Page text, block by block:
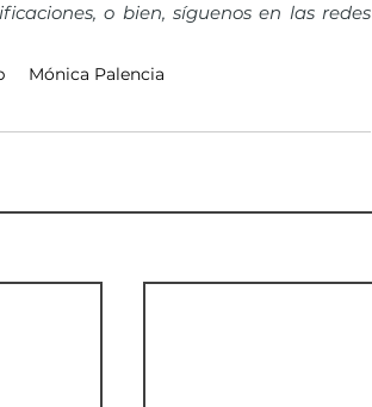
o bien, síguenos en las redes
Mónica Palencia